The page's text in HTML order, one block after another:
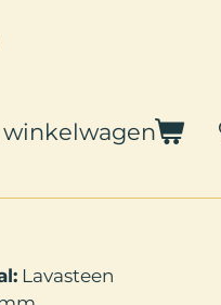
winkelwagen
Lavasteen